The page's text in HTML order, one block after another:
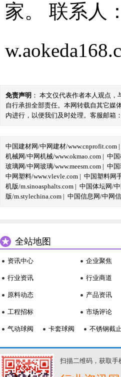
家。 联系人
免责声明 ： 本文仅代表作者本人观点
自行承担全部责任。本网转载自其它媒
内进行，以便我们及时处理。客服邮箱
中国建材网/中网建材/www.cnprofit.com |
机械网/中网机械/www.okmao.com | 中
玻璃网/中网玻璃/www.meesm.com | 中国
中网塑料/www.vlevle.com | 中国塑料网
机版/m.sinoasphalts.com | 中国体坛网/
版/m.stylechina.com | 中国信息网/中网
全站地图
资讯中心
行业资讯
原料动态
工程招标
企业聚焦
行业商道
产品资讯
市场评论
气动球阀 卡套球阀 不锈钢截
扫描二维码，获取手